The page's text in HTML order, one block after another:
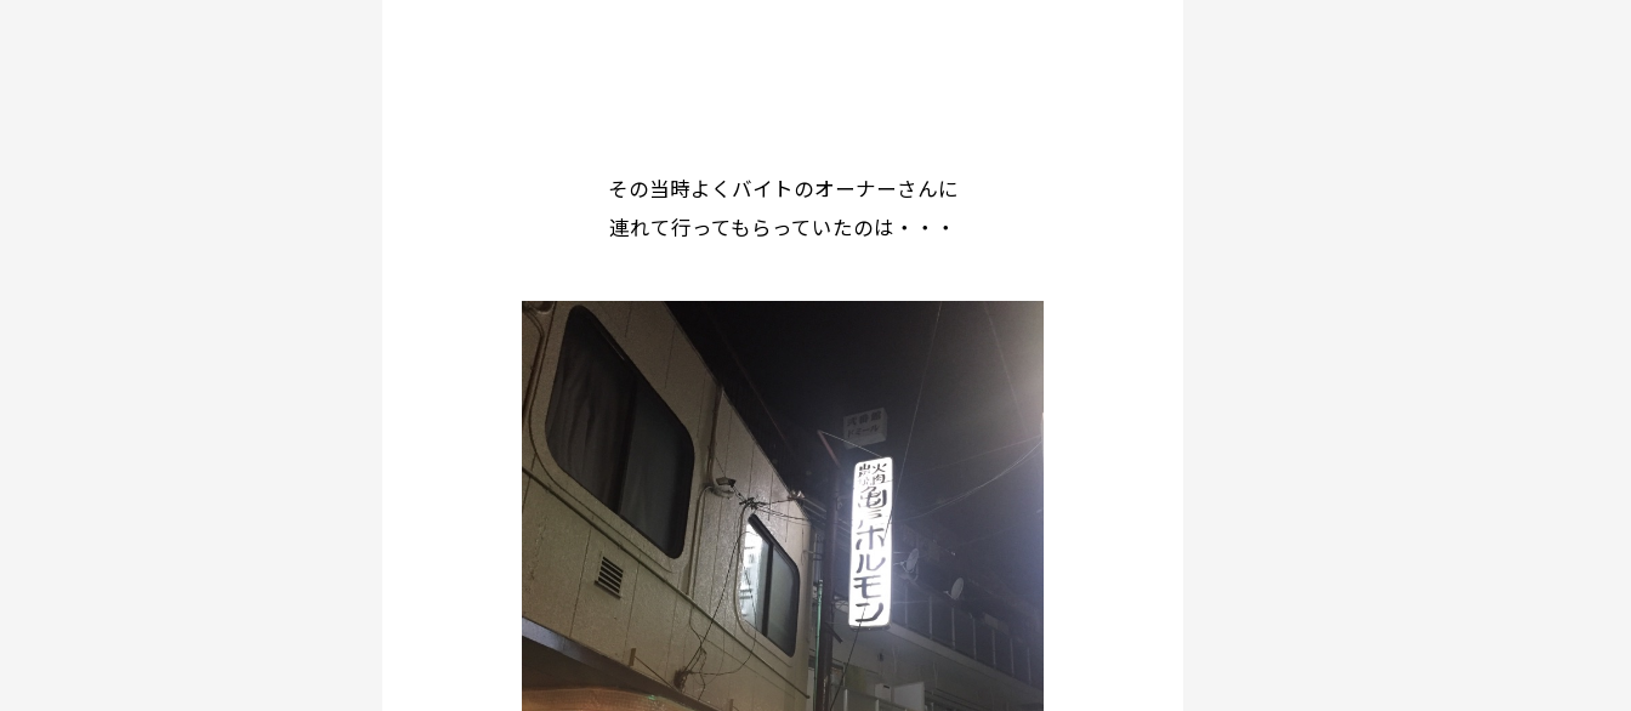
その当時よくバイトのオーナーさんに
連れて行ってもらっていたのは・・・